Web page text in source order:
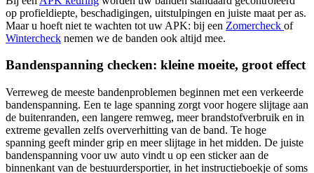
op profieldiepte, beschadigingen, uitstulpingen en juiste maat per as.
Maar u hoeft niet te wachten tot uw APK: bij een Zomercheck of
Wintercheck nemen we de banden ook altijd mee.
Bandenspanning checken: kleine moeite, groot effect
Verreweg de meeste bandenproblemen beginnen met een verkeerde
bandenspanning. Een te lage spanning zorgt voor hogere slijtage aan
de buitenranden, een langere remweg, meer brandstofverbruik en in
extreme gevallen zelfs oververhitting van de band. Te hoge
spanning geeft minder grip en meer slijtage in het midden. De juiste
bandenspanning voor uw auto vindt u op een sticker aan de
binnenkant van de bestuurdersportier, in het instructieboekje of soms